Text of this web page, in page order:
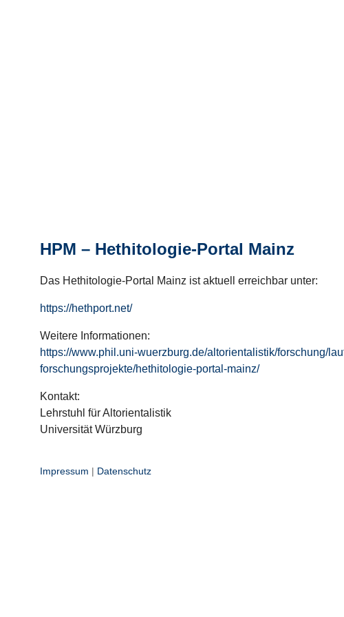
HPM – Hethitologie-Portal Mainz
Das Hethitologie-Portal Mainz ist aktuell erreichbar unter:
https://hethport.net/
Weitere Informationen:
https://www.phil.uni-wuerzburg.de/altorientalistik/forschung/
forschungsprojekte/hethitologie-portal-mainz/
Kontakt:
Lehrstuhl für Altorientalistik
Universität Würzburg
Impressum | Datenschutz